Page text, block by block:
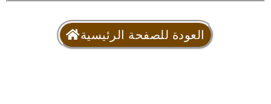
العودة للصفحة الرئيسية